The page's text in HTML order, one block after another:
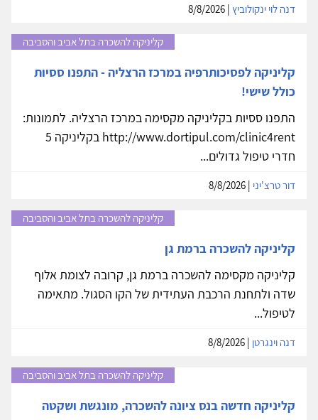
דנה לוי ינקולוביץ
קליניקה להשכרה בתל אביב והסביבה
קליניקה לפסיכותרפיה במרכז הרצליה - התפנו ססיות
כולל שישי!
התפנו ססיות בקליניקה מקסימה במרכז הרצליה. לתמונות:
http://www.dortipul.com/clinic4rent בקליניקה 5
חדרי טיפול גדולים...
דור טרצ'יני
קליניקה להשכרה בתל אביב והסביבה
קליניקה להשכרה ברמת גן
קליניקה מקסימה להשכרה ברמת גן, קרובה לצומת אלוף
שדה ולתחנת הרכבת העתידית של הקו הסגול. מתאימה
לטיפול...
דנה וינגרטן
קליניקה להשכרה בתל אביב והסביבה
קליניקה חדשה בנס ציונה להשכרה, מונגשת ושקטה